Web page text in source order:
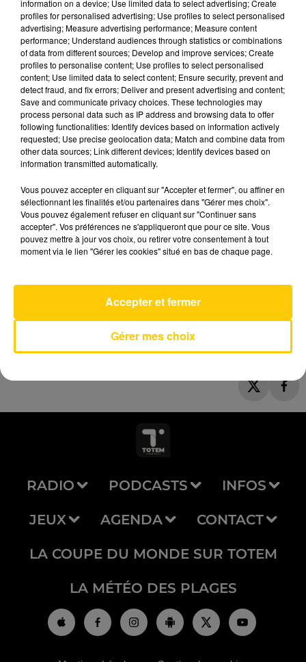
23 décembre 2025 - 4 min 9 sec
L'INFO DE LA LOZÈRE DU 23/12/25 À
19H00
L'info de la Lozère
FRANCIS CABREL
AVEYRON NORD
RADIO PODCASTS INFOS
JEUX AGENDA CONTACT
LA COUPE DU MONDE SUR TOTEM
LA MÉTÉO DES PLAGES
information on a device; Use limited data to select advertising; Create
profiles for personalised advertising; Use profiles to select personalised
advertising; Measure advertising performance; Measure content
performance; Understand audiences through statistics or combinations
of data from different sources; Develop and improve services; Create
profiles to personalise content; Use profiles to select personalised
content; Use limited data to select content; Ensure security, prevent and
detect fraud, and fix errors; Deliver and present advertising and content;
Save and communicate privacy choices. These technologies may
process personal data such as IP address and browsing data to offer
following functionalities: Identify devices based on information actively
requested; Use precise geolocation data; Match and combine data from
other data sources; Link different devices; Identify devices based on
information transmitted automatically.
Vous pouvez accepter en cliquant sur "Accepter et fermer", ou affiner en
sélectionnant les finalités et/ou partenaires dans "Gérer mes choix".
Vous pouvez également refuser en cliquant sur "Continuer sans
accepter". Vos préférences ne s'appliqueront que pour ce site. Vous
pouvez mettre à jour vos choix, ou retirer votre consentement à tout
moment via le lien "Gérer les cookies" situé en bas de chaque page.
Gérer mes choix
Accepter et fermer